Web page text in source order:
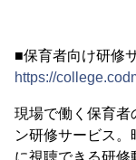
■保育者向け研修
https://
現場で働く保育者
ン研修サービス
に視聴できる研修